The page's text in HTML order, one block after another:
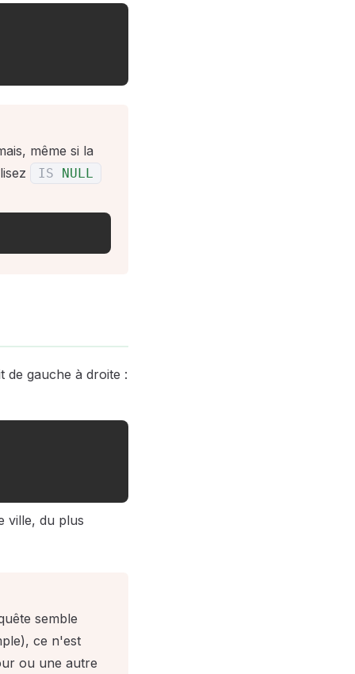
même si la
IS NULL
de gauche à droite :
ville, du plus
semble
ce n'est
ou une autre